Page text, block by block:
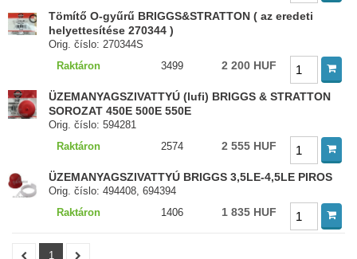
Tömítő O-gyűrű BRIGGS&STRATTON ( az eredeti
helyettesítése 270344 )
Orig. číslo: 270344S
Raktáron
3499 2 200 HUF
ÜZEMANYAGSZIVATTYÚ (lufi) BRIGGS & STRATTON
SOROZAT 450E 500E 550E
Orig. číslo: 594281
Raktáron
2574 2 555 HUF
ÜZEMANYAGSZIVATTYÚ BRIGGS 3,5LE-4,5LE PIROS
Orig. číslo: 494408, 694394
Raktáron
1406 1 835 HUF
1